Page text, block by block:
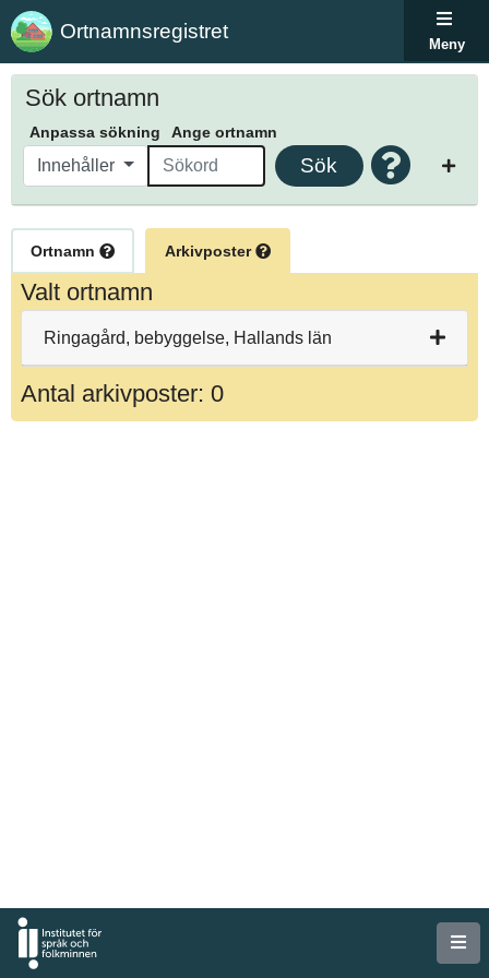
Ortnamnsregistret
Meny
Sök ortnamn
Anpassa sökning Ange ortnamn
Innehåller Sök
Ortnamn Arkivposter
Valt ortnamn
Ringagård, bebyggelse, Hallands län
Antal arkivposter: 0